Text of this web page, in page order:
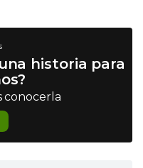
historia para
conocerla